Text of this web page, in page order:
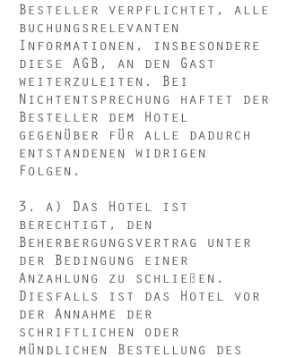
Besteller verpflichtet, alle
buchungsrelevanten
Informationen, insbesondere
diese AGB, an den Gast
weiterzuleiten. Bei
Nichtentsprechung haftet der
Besteller dem Hotel
gegenüber für alle dadurch
entstandenen widrigen
Folgen.
3. a) Das Hotel ist
berechtigt, den
Beherbergungsvertrag unter
der Bedingung einer
Anzahlung zu schließen.
Diesfalls ist das Hotel vor
der Annahme der
schriftlichen oder
mündlichen Bestellung des